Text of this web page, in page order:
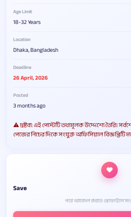
Age Limit
18-32 Years
Location
Dhaka, Bangladesh
Deadline
26 April, 2026
Posted
3 months ago
⚠️ দ্রষ্টব্য: এই পোস্টটি তথ্যমূলক উদ্দেশ্যে তৈরি।
পেজের নিচের দিকে সংযুক্ত অফিসিয়াল
Save
পরে আবেদন করতে প্রোফাইলে